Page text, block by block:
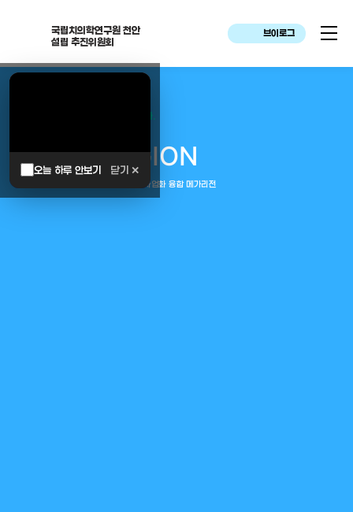
국립치의학연구원 천안
설립 추진위원회
브이로그
오늘 하루 안보기 닫기 ✕
대한민국은 두번이나 약속하였습니다.
MEGAREGION
중부권 전체를 잇는 연구–임상–평가–사업화 융합 메가리전